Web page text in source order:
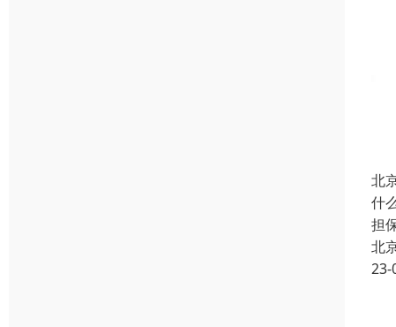
北
什
担
北
23-